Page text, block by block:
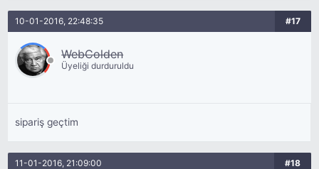
10-01-2016, 22:48:35 #17
WebColden
Üyeliği durduruldu
sipariş geçtim
11-01-2016, 21:09:00 #18